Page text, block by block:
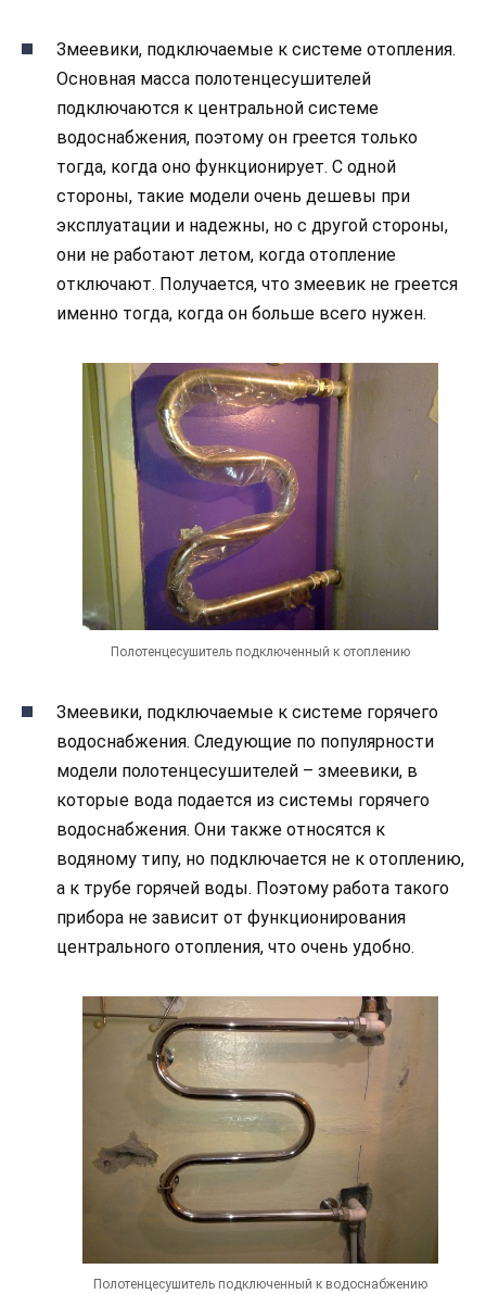
Змеевики, подключаемые к системе отопления.
Основная масса полотенцесушителей
подключаются к центральной системе
водоснабжения, поэтому он греется только
тогда, когда оно функционирует. С одной
стороны, такие модели очень дешевы при
эксплуатации и надежны, но с другой стороны,
они не работают летом, когда отопление
отключают. Получается, что змеевик не греется
именно тогда, когда он больше всего нужен.
Полотенцесушитель подключенный к отоплению
Змеевики, подключаемые к системе горячего
водоснабжения. Следующие по популярности
модели полотенцесушителей – змеевики, в
которые вода подается из системы горячего
водоснабжения. Они также относятся к
водяному типу, но подключается не к отоплению,
а к трубе горячей воды. Поэтому работа такого
прибора не зависит от функционирования
центрального отопления, что очень удобно.
Полотенцесушитель подключенный к водоснабжению